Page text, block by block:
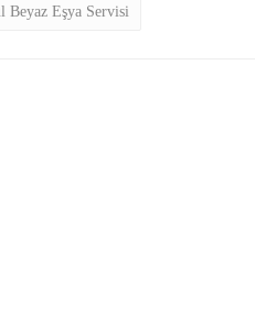
Beyaz Eşya Servisi